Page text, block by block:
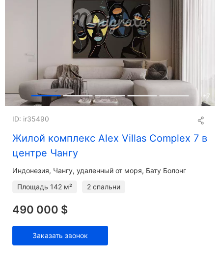
+ 7
Жилой комплекс Alex Villas Complex 7 в
центре Чангу
ID: ir35490
Индонезия, Чангу, удаленный от моря, Бату Болонг
Площадь 142 м² 2 спальни
490 000 $
Заказать звонок